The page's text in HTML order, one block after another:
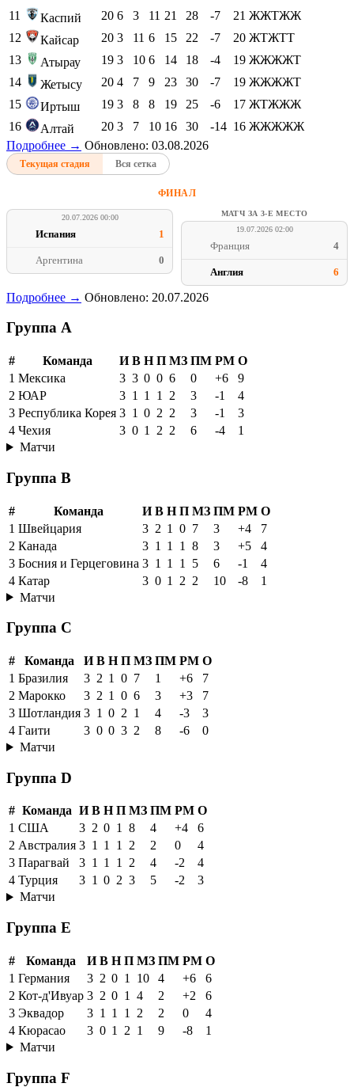
11
Каспий 20 6 3 11 21 28 -7 21 ЖЖТЖЖ
12
Кайсар 20 3 11 6 15 22 -7 20 ЖТЖТТ
13
Атырау 19 3 10 6 14 18 -4 19 ЖЖЖЖТ
14
Жетысу 20 4 7 9 23 30 -7 19 ЖЖЖЖТ
15
Иртыш 19 3 8 8 19 25 -6 17 ЖТЖЖЖ
16
Алтай 20 3 7 10 16 30 -14 16 ЖЖЖЖЖ
Подробнее → Обновлено: 03.08.2026
Текущая стадия Вся сетка
ФИНАЛ
20.07.2026 00:00
Испания 1
Аргентина 0
МАТЧ ЗА 3-Е МЕСТО
19.07.2026 02:00
Франция 4
Англия 6
Подробнее → Обновлено: 20.07.2026
Группа A
# Команда И В Н П МЗ ПМ РМ О
1 Мексика 3 3 0 0 6 0 +6
9
2 ЮАР 3 1 1 1 2 3 -1
4
3 Республика Корея 3 1 0 2 2 3 -1
3
4 Чехия 3 0 1 2 2 6 -4
1
Матчи
Группа B
# Команда И В Н П МЗ ПМ РМ О
1 Швейцария 3 2 1 0 7 3 +4
7
2 Канада 3 1 1 1 8 3 +5
4
3 Босния и Герцеговина 3 1 1 1 5 6 -1
4
4 Катар 3 0 1 2 2 10 -8
1
Матчи
Группа C
# Команда И В Н П МЗ ПМ РМ О
1 Бразилия 3 2 1 0 7 1 +6
7
2 Марокко 3 2 1 0 6 3 +3
7
3 Шотландия 3 1 0 2 1 4 -3
3
4 Гаити 3 0 0 3 2 8 -6
0
Матчи
Группа D
# Команда И В Н П МЗ ПМ РМ О
1 США 3 2 0 1 8 4 +4
6
2 Австралия 3 1 1 1 2 2 0
4
3 Парагвай 3 1 1 1 2 4 -2
4
4 Турция 3 1 0 2 3 5 -2
3
Матчи
Группа E
# Команда И В Н П МЗ ПМ РМ О
1 Германия 3 2 0 1 10 4 +6
6
2 Кот-д'Ивуар 3 2 0 1 4 2 +2
6
3 Эквадор 3 1 1 1 2 2 0
4
4 Кюрасао 3 0 1 2 1 9 -8
1
Матчи
Группа F